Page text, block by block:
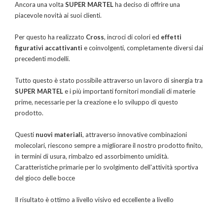
Ancora una volta SUPER MARTELha deciso di offrire una
piacevole novità ai suoi clienti.
Per questo ha realizzato Cross, incroci di colori ed effetti
figurativi accattivanti e coinvolgenti, completamente diversi dai
precedenti modelli.
Tutto questo è stato possibile attraverso un lavoro di sinergia tra
SUPER MARTELe i più importanti fornitori mondiali di materie
prime, necessarie per la creazione e lo sviluppo di questo
prodotto.
Questi nuovi materiali, attraverso innovative combinazioni
molecolari, riescono sempre a migliorare il nostro prodotto finito,
in termini di usura, rimbalzo ed assorbimento umidità.
Caratteristiche primarie per lo svolgimento dell'attività sportiva
del gioco delle bocce
Il risultato è ottimo a livello visivo ed eccellente a livello